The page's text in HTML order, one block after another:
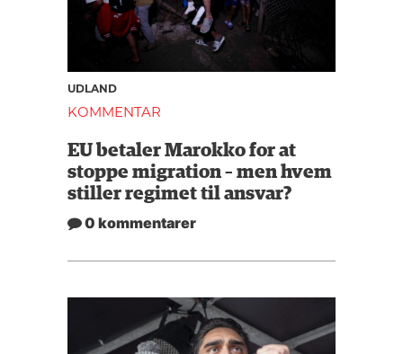
UDLAND
KOMMENTAR
EU betaler Marokko for at
stoppe migration – men hvem
stiller regimet til ansvar?
0 kommentarer